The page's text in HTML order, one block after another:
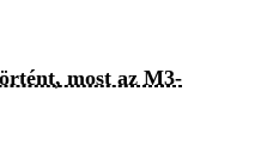
most az M3-